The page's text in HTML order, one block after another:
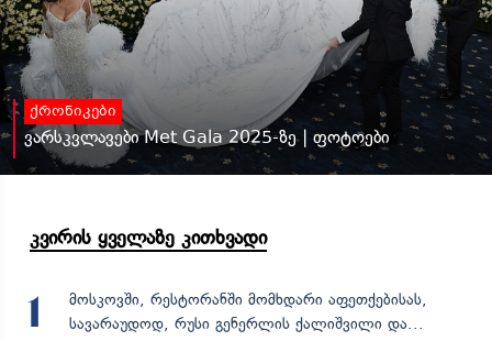
ქრონიკები
ვარსკვლავები Met Gala 2025-ზე | ფოტოები
კვირის ყველაზე კითხვადი
1
მოსკოვში, რესტორანში მომხდარი აფეთქებისას,
სავარაუდოდ, რუსი გენერლის ქალიშვილი და...